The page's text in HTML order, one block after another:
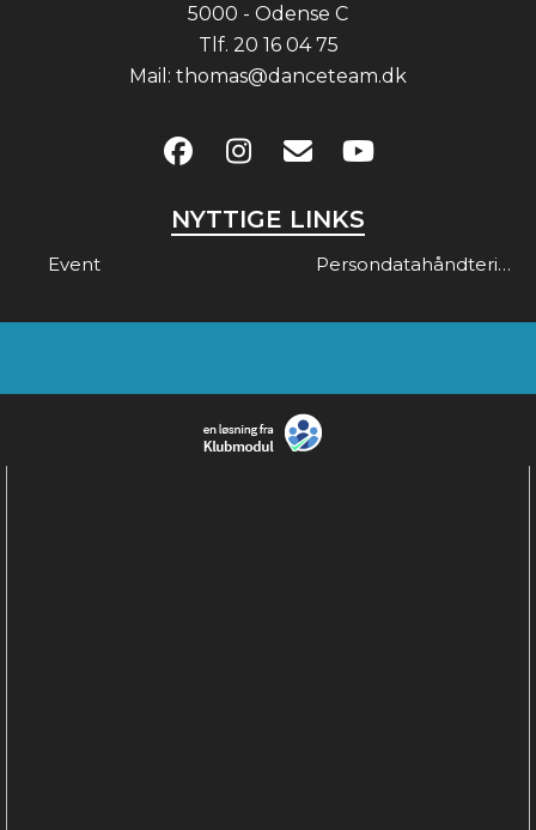
5000 - Odense C
Tlf. 20 16 04 75
Mail: thomas@danceteam.dk
NYTTIGE LINKS
Event Persondatahåndtering & Gdpr